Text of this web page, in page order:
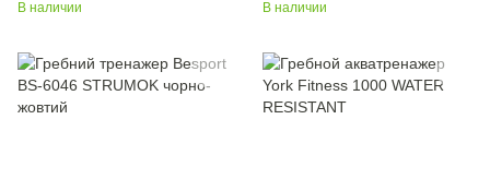
В наличии В наличии